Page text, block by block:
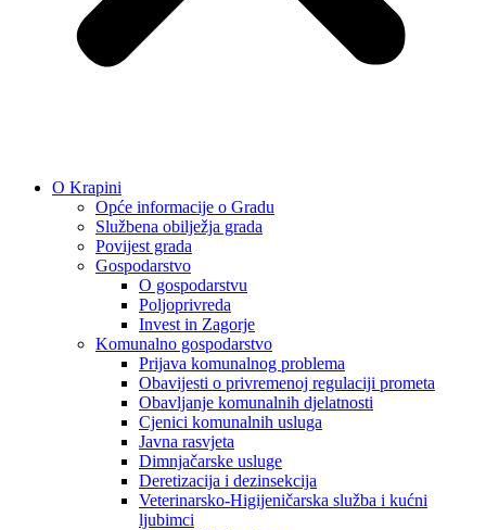
O Krapini
Opće informacije o Gradu
Službena obilježja grada
Povijest grada
Gospodarstvo
O gospodarstvu
Poljoprivreda
Invest in Zagorje
Komunalno gospodarstvo
Prijava komunalnog problema
Obavijesti o privremenoj regulaciji prometa
Obavljanje komunalnih djelatnosti
Cjenici komunalnih usluga
Javna rasvjeta
Dimnjačarske usluge
Deretizacija i dezinsekcija
Veterinarsko-Higijeničarska služba i kućni
ljubimci